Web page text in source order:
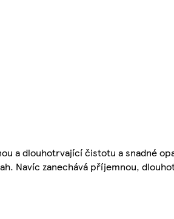
a dlouhotrvající čistotu a snadné
Navíc zanechává příjemnou,